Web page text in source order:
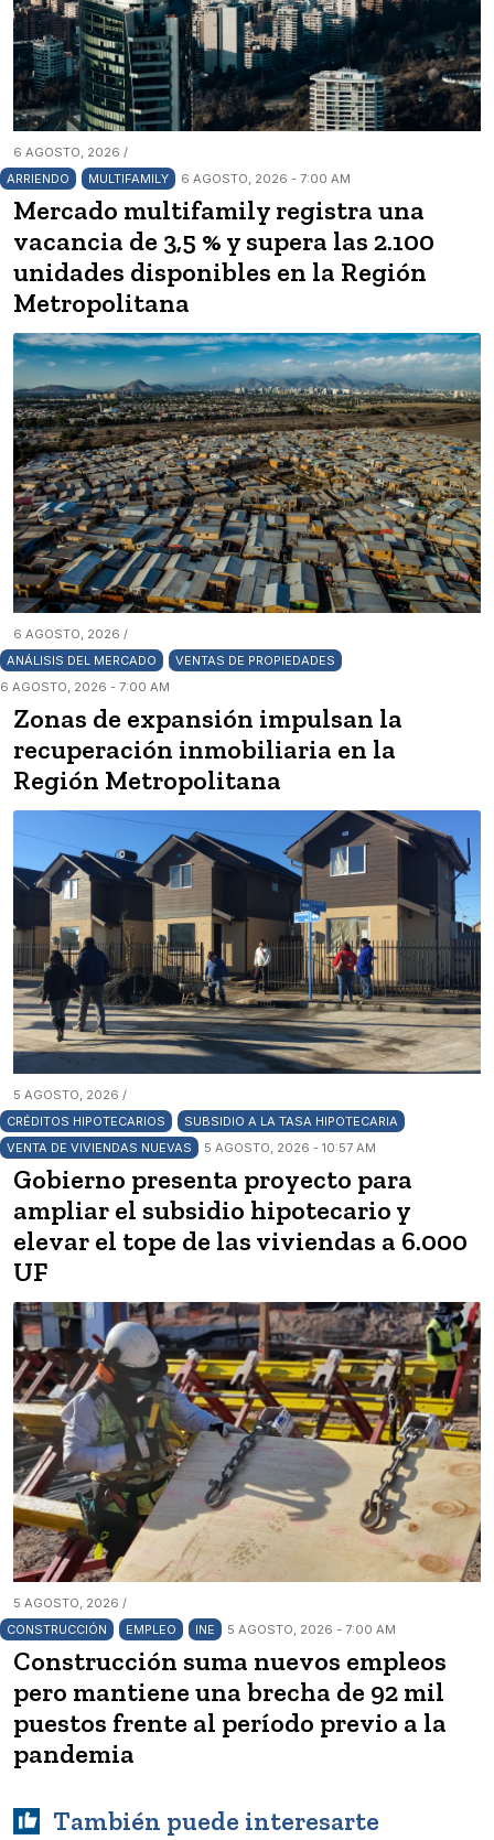
6 AGOSTO, 2026 /
ARRIENDO
MULTIFAMILY 6 AGOSTO, 2026 - 7:00 AM
Mercado multifamily registra una
vacancia de 3,5 % y supera las 2.100
unidades disponibles en la Región
Metropolitana
6 AGOSTO, 2026 /
ANÁLISIS DEL MERCADO
VENTAS DE PROPIEDADES
6 AGOSTO, 2026 - 7:00 AM
Zonas de expansión impulsan la
recuperación inmobiliaria en la
Región Metropolitana
5 AGOSTO, 2026 /
CRÉDITOS HIPOTECARIOS
SUBSIDIO A LA TASA HIPOTECARIA
VENTA DE VIVIENDAS NUEVAS
5 AGOSTO, 2026 - 10:57 AM
Gobierno presenta proyecto para
ampliar el subsidio hipotecario y
elevar el tope de las viviendas a 6.000
UF
5 AGOSTO, 2026 /
CONSTRUCCIÓN
EMPLEO INE 5 AGOSTO, 2026 - 7:00 AM
Construcción suma nuevos empleos
pero mantiene una brecha de 92 mil
puestos frente al período previo a la
pandemia
También puede interesarte